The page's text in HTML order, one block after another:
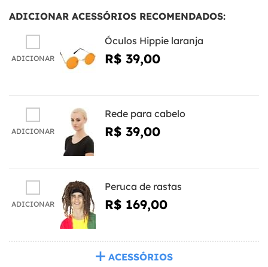
ADICIONAR ACESSÓRIOS RECOMENDADOS:
ADICIONAR
Óculos Hippie laranja
R$ 39,00
ADICIONAR
Rede para cabelo
R$ 39,00
ADICIONAR
Peruca de rastas
R$ 169,00
ACESSÓRIOS